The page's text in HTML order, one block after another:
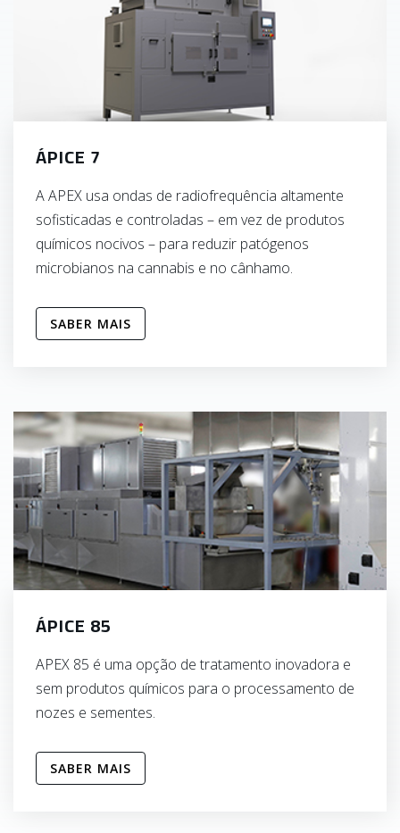
ÁPICE 7
A APEX usa ondas de radiofrequência altamente
sofisticadas e controladas – em vez de produtos
químicos nocivos – para reduzir patógenos
microbianos na cannabis e no cânhamo.
SABER MAIS
ÁPICE 85
APEX 85 é uma opção de tratamento inovadora e
sem produtos químicos para o processamento de
nozes e sementes.
SABER MAIS